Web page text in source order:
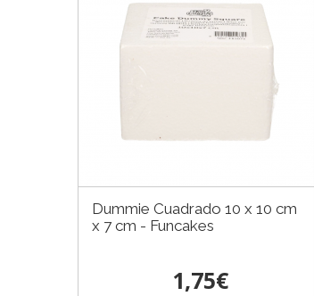
Dummie Cuadrado 10 x 10 cm
x 7 cm - Funcakes
1,75€